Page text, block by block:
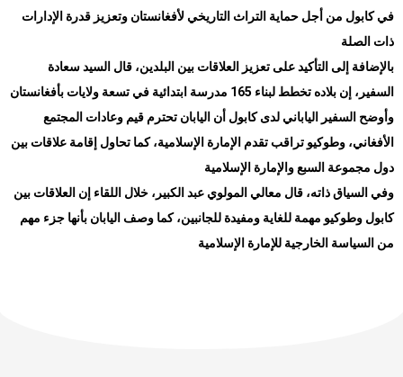
في كابول من أجل حماية التراث التاريخي لأفغانستان وتعزيز قدرة الإدارات
ذات الصلة
بالإضافة إلى التأكيد على تعزيز العلاقات بين البلدين، قال السيد سعادة
السفير، إن بلاده تخطط لبناء 165 مدرسة ابتدائية في تسعة ولايات بأفغانستان
وأوضح السفير الياباني لدى كابول أن اليابان تحترم قيم وعادات المجتمع
الأفغاني، وطوكيو تراقب تقدم الإمارة الإسلامية، كما تحاول إقامة علاقات بين
دول مجموعة السبع والإمارة الإسلامية
وفي السياق ذاته، قال معالي المولوي عبد الكبير، خلال اللقاء إن العلاقات بين
كابول وطوكيو مهمة للغاية ومفيدة للجانبين، كما وصف اليابان بأنها جزء مهم
من السياسة الخارجية للإمارة الإسلامية